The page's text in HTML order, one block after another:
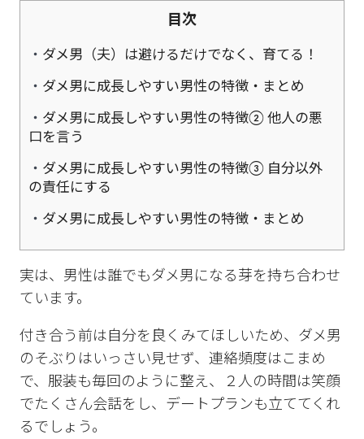
目次
ダメ男（夫）は避けるだけでなく、育てる！
ダメ男に成長しやすい男性の特徴・まとめ
ダメ男に成長しやすい男性の特徴② 他人の悪
口を言う
ダメ男に成長しやすい男性の特徴③ 自分以外
の責任にする
ダメ男に成長しやすい男性の特徴・まとめ
実は、男性は誰でもダメ男になる芽を持ち合わせ
ています。
付き合う前は自分を良くみてほしいため、ダメ男
のそぶりはいっさい見せず、連絡頻度はこまめ
で、服装も毎回のように整え、２人の時間は笑顔
でたくさん会話をし、デートプランも立ててくれ
るでしょう。